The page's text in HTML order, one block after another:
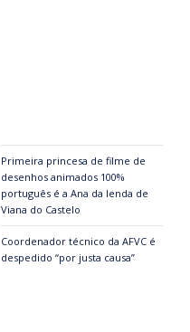
Primeira princesa de filme de
desenhos animados 100%
português é a Ana da lenda de
Viana do Castelo
Coordenador técnico da AFVC é
despedido “por justa causa”